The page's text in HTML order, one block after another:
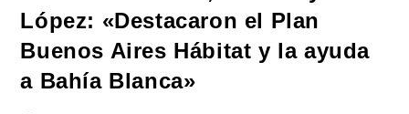
López: «Destacaron el Plan
Buenos Aires Hábitat y la ayuda
a Bahía Blanca»